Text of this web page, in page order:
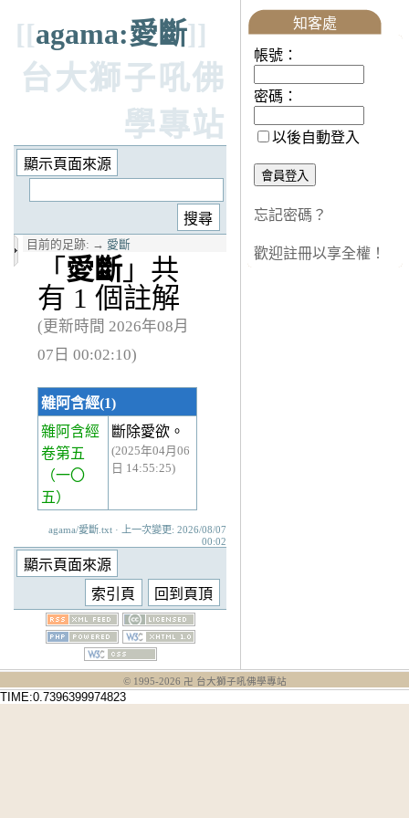
[[agama:愛斷]]
台大獅子吼佛
學專站
目前的足跡: → 愛斷
「 愛斷 」共
有 1 個註解
(更新時間 2026年08月
07日 00:02:10)
雜阿含經(1)
雜阿含經
卷第五
（一〇
五）
斷除愛欲。
(2025年04月06
日 14:55:25)
agama/愛斷.txt · 上一次變更: 2026/08/07
00:02
知客處
帳號：
密碼：
以後自動登入
忘記密碼？
歡迎註冊以享全權！
© 1995-2026 卍 台大獅子吼佛學專站
TIME:0.7396399974823